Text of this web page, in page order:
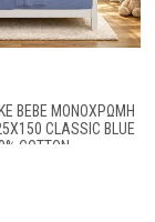
BEBE ΜΟΝΌΧΡΩΜΗ
CLASSIC BLUE
COTTON